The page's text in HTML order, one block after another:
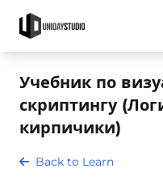
Учебник по
скриптингу
кирпичики)
Back to Learn